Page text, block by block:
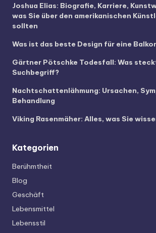
Joshua Elias: Biografie, Karriere,
was Sie über den amerikanischen
sollten
Was ist das beste Design für eine
Gärtner Pötschke Todesfall: Was
Suchbegriff?
Nachtschattenlähmung: Ursachen,
Behandlung
Viking Rasenmäher: Alles, was Sie
Kategorien
Berühmtheit
Blog
Geschäft
Lebensmittel
Lebensstil